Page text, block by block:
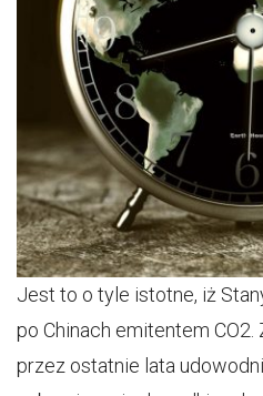
Jest to o tyle istotne, iż
po Chinach emitentem CO2.
przez ostatnie lata